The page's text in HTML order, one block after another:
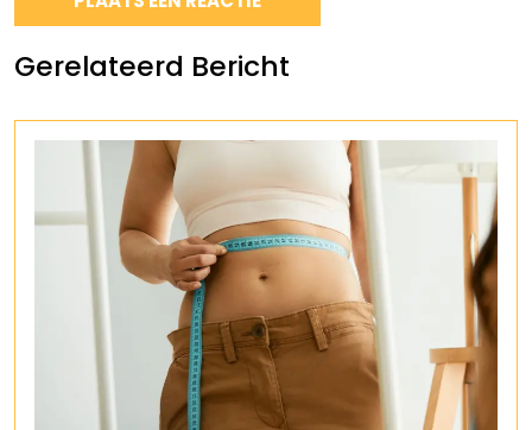
Gerelateerd Bericht